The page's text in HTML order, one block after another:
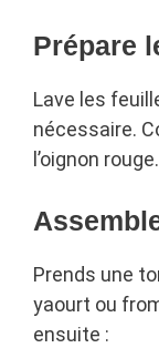
Prépare
Lave les
nécessaire.
l’oignon
Prends une
yaourt ou
ensuite :